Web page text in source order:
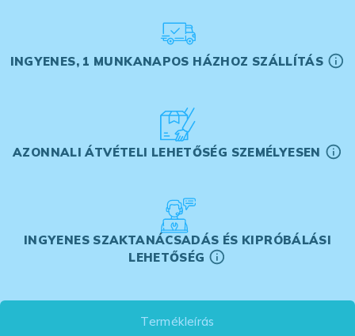
INGYENES, 1 MUNKANAPOS HÁZHOZ SZÁLLÍTÁS
AZONNALI ÁTVÉTELI LEHETŐSÉG SZEMÉLYESEN
INGYENES SZAKTANÁCSADÁS ÉS KIPRÓBÁLÁSI
LEHETŐSÉG
Termékleírás